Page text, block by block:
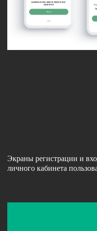
Экраны регистрации и
личного кабинета